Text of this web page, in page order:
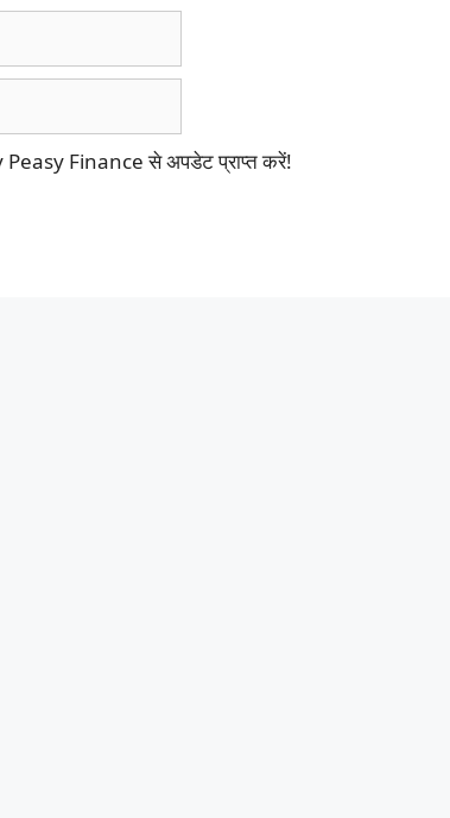
Peasy Finance से अपडेट प्राप्त करें!